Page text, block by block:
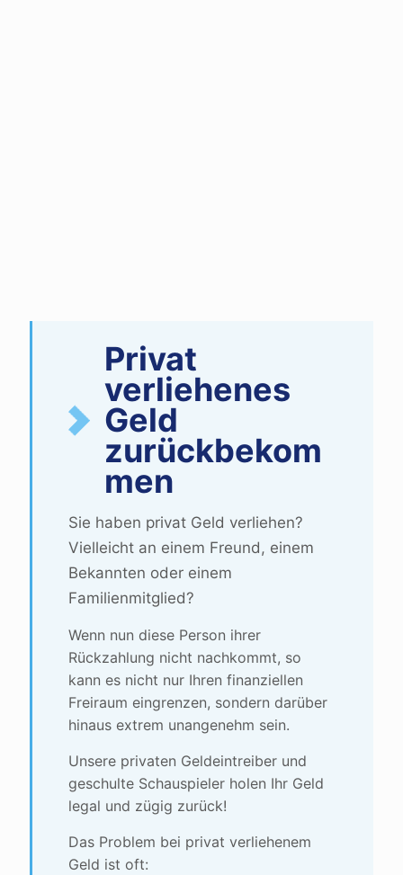
Privat
verliehenes
Geld
zurückbekom
men
Sie haben privat Geld verliehen?
Vielleicht an einem Freund, einem
Bekannten oder einem
Familienmitglied?
Wenn nun diese Person ihrer
Rückzahlung nicht nachkommt, so
kann es nicht nur Ihren finanziellen
Freiraum eingrenzen, sondern darüber
hinaus extrem unangenehm sein.
Unsere privaten Geldeintreiber und
geschulte Schauspieler holen Ihr Geld
legal und zügig zurück!
Das Problem bei privat verliehenem
Geld ist oft: